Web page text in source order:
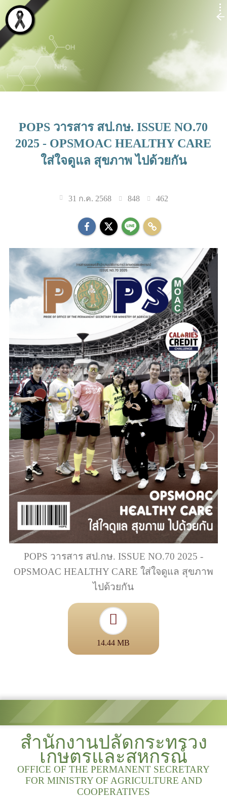
POPS วารสาร สป.กษ. ISSUE NO.70
2025 - OPSMOAC HEALTHY CARE
ใส่ใจดูแล สุขภาพ ไปด้วยกัน
31 ก.ค. 2568 848 462
POPS วารสาร สป.กษ. ISSUE NO.70 2025 -
OPSMOAC HEALTHY CARE ใส่ใจดูแล สุขภาพ
ไปด้วยกัน
14.44 MB
สำนักงานปลัดกระทรวง
เกษตรและสหกรณ์
OFFICE OF THE PERMANENT SECRETARY
FOR MINISTRY OF AGRICULTURE AND
COOPERATIVES